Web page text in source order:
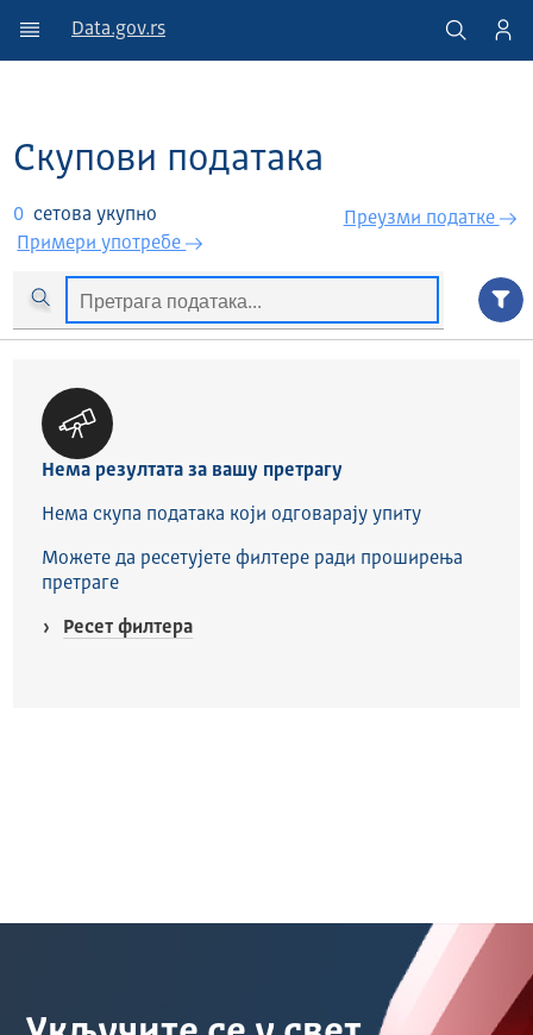
Data.gov.rs
Скупови података
0 сетова укупно
Примери употребе
Преузми податкe
Нема резултата за вашу претрагу
Нема скупа података који одговарају упиту
Можете да ресетујете филтере ради проширења
претраге
Ресет филтера